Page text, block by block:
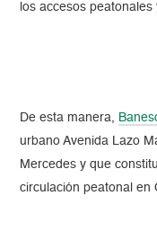
los accesos
De esta manera,
urbano Avenida Lazo
Mercedes y que
circulación peatonal en